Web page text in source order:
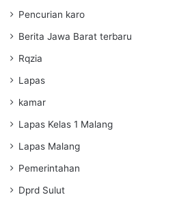
Pencurian karo
Berita Jawa Barat terbaru
Rqzia
Lapas
kamar
Lapas Kelas 1 Malang
Lapas Malang
Pemerintahan
Dprd Sulut